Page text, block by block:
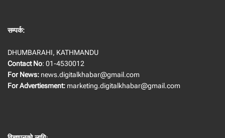
सम्पर्क:
DHUMBARAHI, KATHMANDU
Contact No: 01-4530012
For News: news.digitalkhabar@gmail.com
For Advertiesment: marketing.digitalkhabar@gmail.com